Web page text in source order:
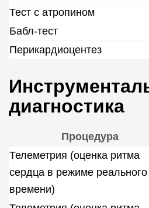
Тест с атропином
Бабл-тест
Перикардиоцентез
диагностика
Процедура
Телеметрия (оценка ритма
сердца в режиме реального
времени)